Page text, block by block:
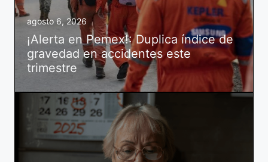
agosto 6, 2026
¡Alerta en Pemex!: Duplica índice de
gravedad en accidentes este
trimestre